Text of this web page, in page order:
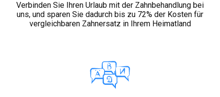
Verbinden Sie Ihren Urlaub mit der Zahnbehandlung bei
uns, und sparen Sie dadurch bis zu 72% der Kosten für
vergleichbaren Zahnersatz in Ihrem Heimatland